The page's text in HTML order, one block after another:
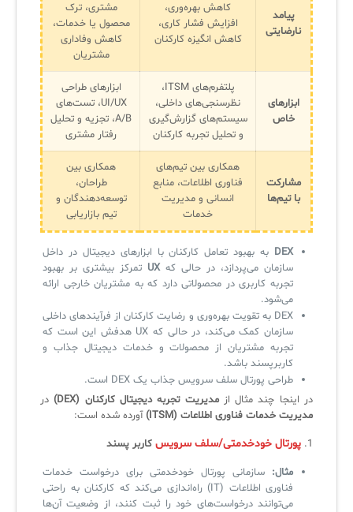
پیامد
نارضایتی
کاهش بهره‌وری،
افزایش فشار کاری،
کاهش انگیزه کارکنان
مشتری، ترک
محصول یا خدمات،
کاهش وفاداری
مشتریان
ابزارهای
خاص
پلتفرم‌های ITSM،
نظرسنجی‌های داخلی،
سیستم‌های گزارش‌گیری
و تحلیل تجربه کارکنان
ابزارهای طراحی
UI/UX، تست‌های
A/B، تجزیه و تحلیل
رفتار مشتری
مشارکت
با تیم‌ها
همکاری بین تیم‌های
فناوری اطلاعات، منابع
انسانی و مدیریت
خدمات
همکاری بین
طراحان،
توسعه‌دهندگان و
تیم بازاریابی
DEX به بهبود تعامل کارکنان با ابزارهای دیجیتال در داخل
سازمان می‌پردازد، در حالی کهUX تمرکز بیشتری بر بهبود
تجربه کاربری در محصولاتی دارد که به مشتریان خارجی ارائه
می‌شود.
DEX به تقویت بهره‌وری و رضایت کارکنان از فرآیندهای داخلی
سازمان کمک می‌کند، در حالی که UX هدفش این است که
تجربه مشتریان از محصولات و خدمات دیجیتال جذاب و
کاربرپسند باشد.
طراحی پورتال سلف سرویس جذاب یک DEX است.
در اینجا چند مثال ازمدیریت تجربه دیجیتال کارکنان (DEX)
در
مدیریت خدمات فناوری اطلاعات (ITSM)
آورده شده است:
1. پورتال خودخدمتی/سلف سرویس کاربر پسند
مثال: سازمانی پورتال خودخدمتی برای درخواست خدمات
فناوری اطلاعات (IT) راه‌اندازی می‌کند که کارکنان به راحتی
می‌توانند درخواست‌های خود را ثبت کنند، از وضعیت آن‌ها